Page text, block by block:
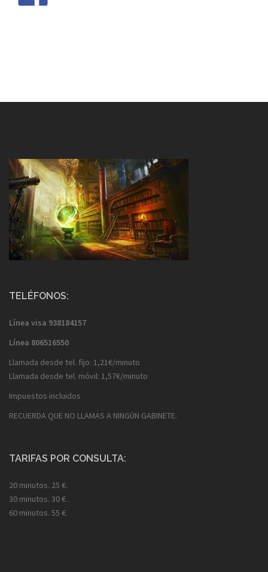
TELÉFONOS:
Línea visa 938184157
Línea 806516550
Llamada desde tel. fijo: 1,21€/minuto
Llamada desde tel. móvil: 1,57€/minuto
Impuestos incluidos
RECUERDA QUE NO LLAMAS A NINGÚN GABINETE.
TARIFAS POR CONSULTA:
20 minutos. 25 €.
30 minutos. 30 €.
60 minutos. 55 €.